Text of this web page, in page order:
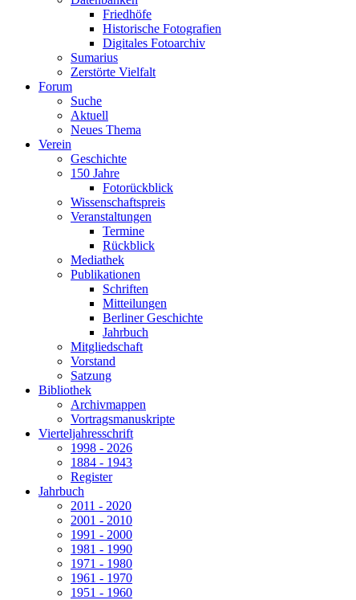
Friedhöfe
Historische Fotografien
Digitales Fotoarchiv
Sumarius
Zerstörte Vielfalt
Forum
Suche
Aktuell
Neues Thema
Verein
Geschichte
150 Jahre
Fotorückblick
Wissenschaftspreis
Veranstaltungen
Termine
Rückblick
Mediathek
Publikationen
Schriften
Mitteilungen
Berliner Geschichte
Jahrbuch
Mitgliedschaft
Vorstand
Satzung
Bibliothek
Archivmappen
Vortragsmanuskripte
Vierteljahresschrift
1998 - 2026
1884 - 1943
Register
Jahrbuch
2011 - 2020
2001 - 2010
1991 - 2000
1981 - 1990
1971 - 1980
1961 - 1970
1951 - 1960